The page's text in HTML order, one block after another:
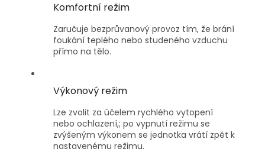
Komfortní režim
Zaručuje bezprůvanový provoz tím, že brání
foukání teplého nebo studeného vzduchu
přímo na tělo.
Výkonový režim
Lze zvolit za účelem rychlého vytopení
nebo ochlazení,; po vypnutí režimu se
zvýšeným výkonem se jednotka vrátí zpět k
nastavenému režimu.